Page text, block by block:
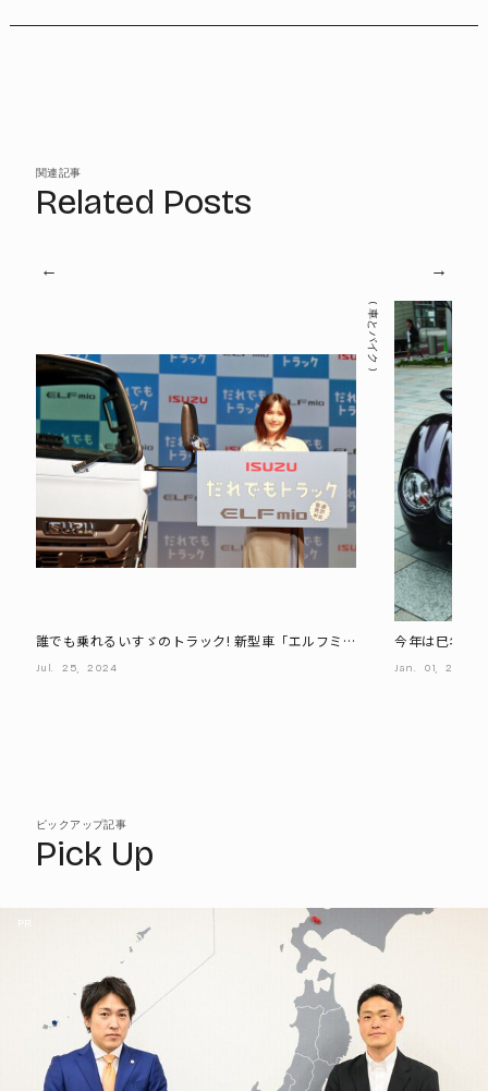
関連記事
Related Posts
車とバイク
誰でも乗れるいすゞのトラック! 新型車「エルフミ
オ」の特徴は?
Jul. 25, 2024
今年は巳年!
ロチ」
Jan. 01, 2025
ピックアップ記事
Pick Up
PR